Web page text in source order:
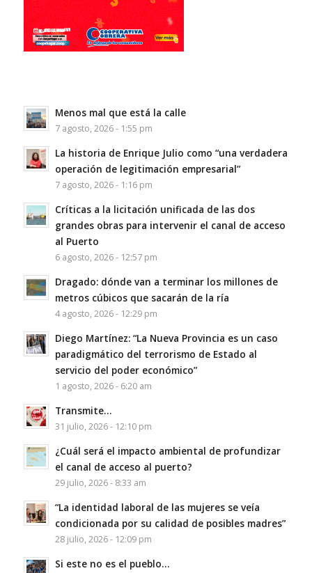
Menos mal que está la calle
7 agosto, 2026 - 1:55 pm
La historia de Enrique Julio como “una verdadera
operación de legitimación empresarial”
7 agosto, 2026 - 1:16 pm
Críticas a la licitación unificada de las dos
grandes obras para intervenir el canal de acceso
al Puerto
6 agosto, 2026 - 12:57 pm
Dragado: dónde van a terminar los millones de
metros cúbicos que sacarán de la ría
4 agosto, 2026 - 12:29 pm
Diego Martínez: “La Nueva Provincia es un caso
paradigmático del terrorismo de Estado al
servicio del poder económico”
1 agosto, 2026 - 6:20 am
Transmite…
31 julio, 2026 - 12:10 pm
¿Cuál será el impacto ambiental de profundizar
el canal de acceso al puerto?
29 julio, 2026 - 8:33 am
“La identidad laboral de las mujeres se veía
condicionada por su calidad de posibles madres”
28 julio, 2026 - 12:09 pm
Si este no es el pueblo…